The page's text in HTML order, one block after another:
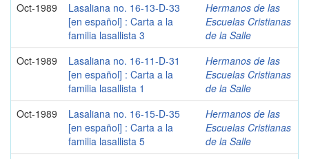
Oct-1989
Lasaliana no. 16-13-D-33
[en español] : Carta a la
familia lasallista 3
Hermanos de las
Escuelas Cristianas
de la Salle
Oct-1989
Lasaliana no. 16-11-D-31
[en español] : Carta a la
familia lasallista 1
Hermanos de las
Escuelas Cristianas
de la Salle
Oct-1989
Lasaliana no. 16-15-D-35
[en español] : Carta a la
familia lasallista 5
Hermanos de las
Escuelas Cristianas
de la Salle